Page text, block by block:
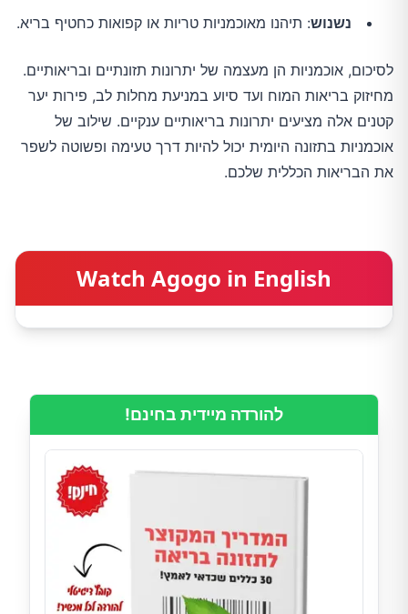
נשנוש: תיהנו מאוכמניות טריות או קפואות כחטיף בריא.
לסיכום, אוכמניות הן מעצמה של יתרונות תזונתיים ובריאותיים.
מחיזוק בריאות המוח ועד סיוע במניעת מחלות לב, פירות יער
קטנים אלה מציעים יתרונות בריאותיים ענקיים. שילוב של
אוכמניות בתזונה היומית יכול להיות דרך טעימה ופשוטה לשפר
את הבריאות הכללית שלכם.
Watch Agogo in English
להורדה מיידית בחינם!